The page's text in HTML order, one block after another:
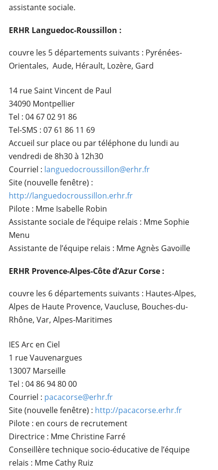
assistante sociale.
ERHR Languedoc-Roussillon :
couvre les 5 départements suivants : Pyrénées-
Orientales, Aude, Hérault, Lozère, Gard
14 rue Saint Vincent de Paul
34090 Montpellier
Tel : 04 67 02 91 86
Tel-SMS : 07 61 86 11 69
Accueil sur place ou par téléphone du lundi au
vendredi de 8h30 à 12h30
Courriel : languedocroussillon@erhr.fr
Site (nouvelle fenêtre) :
http://languedocroussillon.erhr.fr
Pilote : Mme Isabelle Robin
Assistante sociale de l’équipe relais : Mme Sophie
Menu
Assistante de l’équipe relais : Mme Agnès Gavoille
ERHR Provence-Alpes-Côte d’Azur Corse :
couvre les 6 départements suivants : Hautes-Alpes,
Alpes de Haute Provence, Vaucluse, Bouches-du-
Rhône, Var, Alpes-Maritimes
IES Arc en Ciel
1 rue Vauvenargues
13007 Marseille
Tel : 04 86 94 80 00
Courriel : pacacorse@erhr.fr
Site (nouvelle fenêtre) : http://pacacorse.erhr.fr
Pilote : en cours de recrutement
Directrice : Mme Christine Farré
Conseillère technique socio-éducative de l’équipe
relais : Mme Cathy Ruiz